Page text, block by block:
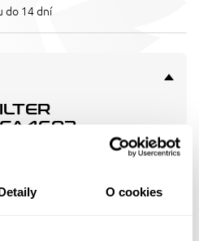
O cookies
do 14 dní
(1AE-14451-00)